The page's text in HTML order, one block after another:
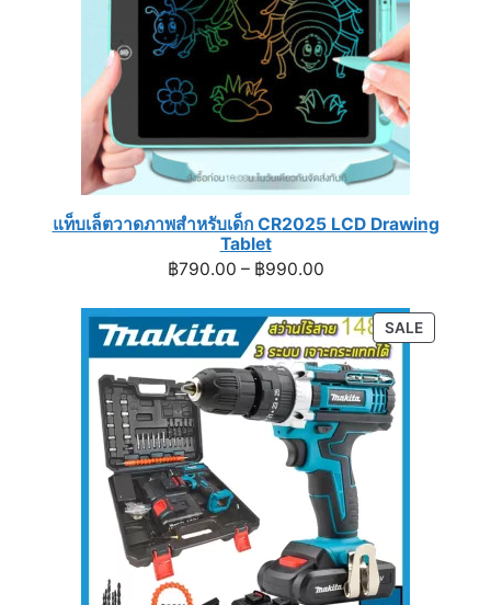
แท็บเล็ตวาดภาพสำหรับเด็ก CR2025 LCD Drawing
Tablet
฿790.00 – ฿990.00Price
฿790.00
through
฿990.00
SALE
ON